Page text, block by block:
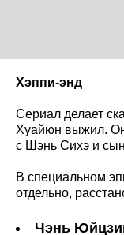
Хэппи-энд
Сериал делает
Хуайюн выжил.
с Шэнь Сихэ и
В специальном
отдельно,
Чэнь